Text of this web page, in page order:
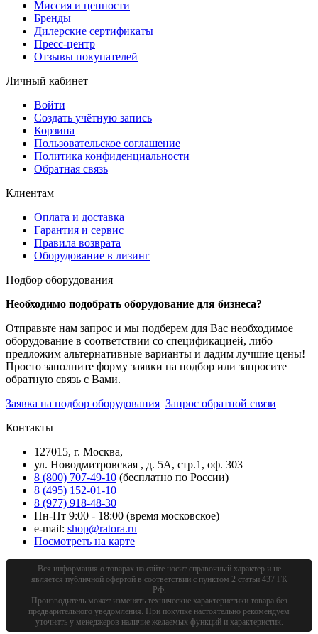
Миссия и ценности
Бренды
Дилерские сертификаты
Пресс-центр
Отзывы покупателей
Личный кабинет
Войти
Создать учётную запись
Корзина
Пользовательское соглашение
Политика конфиденциальности
Обратная связь
Клиентам
Оплата и доставка
Гарантия и сервис
Правила возврата
Оборудование в лизинг
Подбор оборудования
Необходимо подобрать оборудование для бизнеса?
Отправьте нам запрос и мы подберем для Вас необходимое
оборудование в соответствии со спецификацией, либо
предложим альтернативные варианты и дадим лучшие цены!
Просто заполните форму заявки на подбор или запросите
обратную связь с Вами.
Заявка на подбор оборудования Запрос обратной связи
Контакты
127015, г. Москва,
ул. Новодмитровская , д. 5А, стр.1, оф. 303
8 (800) 707-49-10 (бесплатно по России)
8 (495) 152-01-10
8 (977) 918-48-30
Пн-Пт 9:00 - 18:00 (время московское)
e-mail: shop@ratora.ru
Посмотреть на карте
Вся информация о товарах на сайте носит справочный характер и не
является публичной офертой в соответствии с пунктом 2 статьи 437 ГК
РФ.
Производитель может изменять технические характеристики товара без
предварительного уведомления. При покупке настоятельно рекомендуем
уточнять у менеджеров наличие желаемых функций и характеристик.